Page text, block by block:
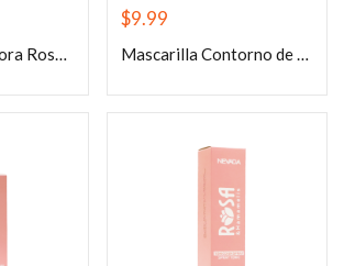
Espuma Limpiadora Rosa Hamamelis 120ml
$9.99
Mascarilla Contorno de ojos Rosa Hamamelis 30pares